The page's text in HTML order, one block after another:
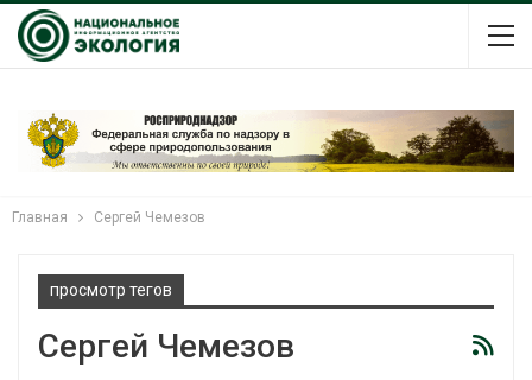
Главная Сергей Чемезов
просмотр тегов
Сергей Чемезов